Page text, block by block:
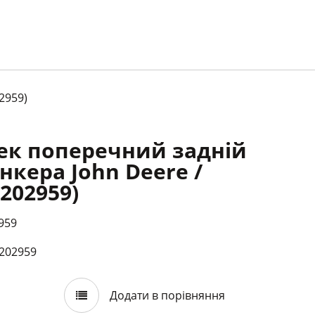
поперечний задній
John Deere /
Додати в порівняння